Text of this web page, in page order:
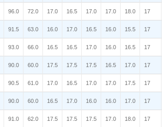
96.0 72.0 17.0 16.5 17.0 17.0 18.0 17
91.5 63.0 16.0 17.0 16.5 16.0 15.5 17
93.0 66.0 16.5 16.5 17.0 16.0 16.5 17
90.0 60.0 17.5 17.5 17.5 16.5 17.0 17
90.5 61.0 17.0 16.5 17.0 17.0 17.5 17
90.0 60.0 16.5 17.0 16.0 16.0 17.0 17
91.0 62.0 17.5 17.5 17.5 17.0 18.0 17